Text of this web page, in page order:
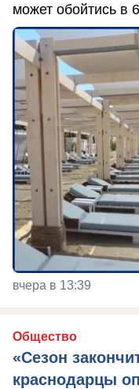
может обойтись в
вчера в 13:39
Общество
«Сезон
краснодарцы